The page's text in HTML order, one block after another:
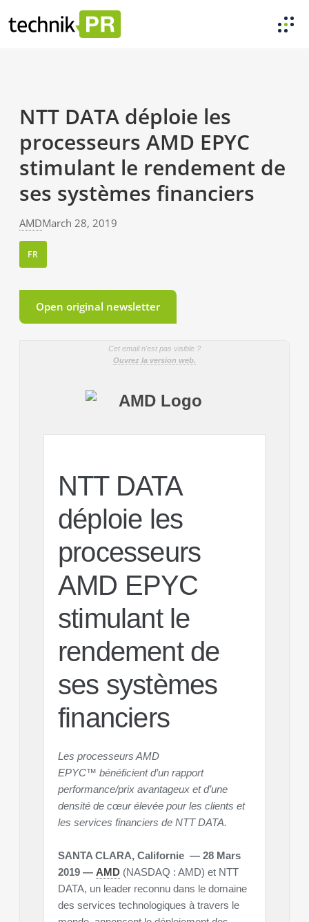
NTT DATA déploie les
processeurs AMD EPYC
stimulant le rendement de
ses systèmes financiers
AMDMarch 28, 2019
FR
Open original newsletter